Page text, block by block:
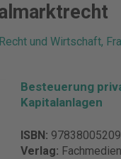
und Wirtschaft,
Besteuerung
Kapitalanlagen
ISBN:
Verlag: